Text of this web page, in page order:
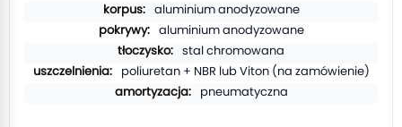
aluminium anodyzowane
aluminium anodyzowane
stal chromowana
poliuretan + NBR lub Viton (na zamówienie)
pneumatyczna